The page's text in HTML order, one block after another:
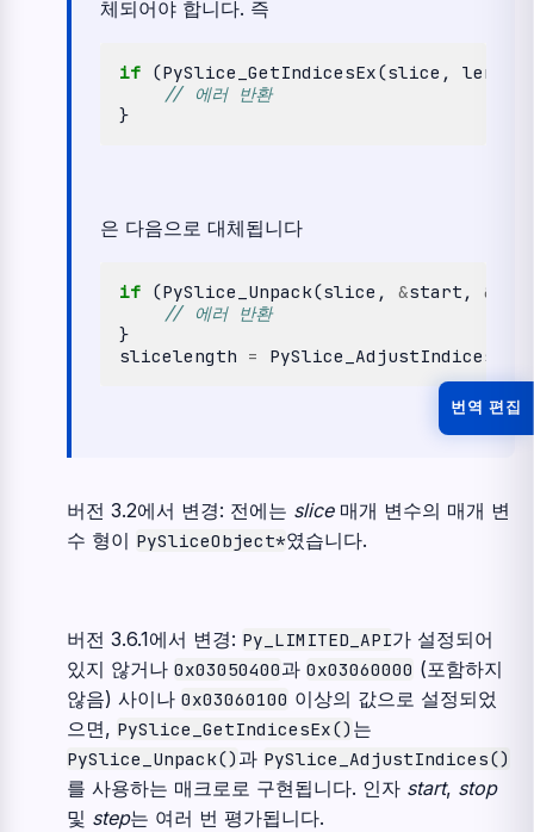
체되어야 합니다. 즉
if (PySlice_GetIndicesEx(slice , length
// 에러 반환
}
은 다음으로 대체됩니다
if (PySlice_Unpack(slice , &start , &
// 에러 반환
}
slicelength = PySlice_AdjustIndices
버전 3.2에서 변경: 전에는 slice매개 변수의 매개 변
수 형이 PySliceObject*였습니다.
버전 3.6.1에서 변경: Py_LIMITED_API가 설정되어
있지 않거나 0x03050400과 0x03060000 (포함하지
않음) 사이나 0x03060100 이상의 값으로 설정되었
으면, PySlice_GetIndicesEx() 는
PySlice_Unpack() 과 PySlice_AdjustIndices()
를 사용하는 매크로로 구현됩니다. 인자 start, stop
및 step는 여러 번 평가됩니다.
번역 편집